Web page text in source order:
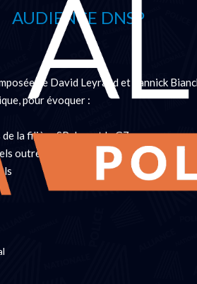
AUDIENCE DNSP
de David Leyraud et Yannick
pour évoquer :
la filière SP durant le G7
outre-mer aux agents des BST et